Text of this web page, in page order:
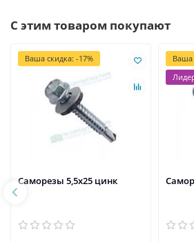
С этим товаром покупают
Ваша скидка: -17%
Саморезы 5,5х25 цинк
Ваша